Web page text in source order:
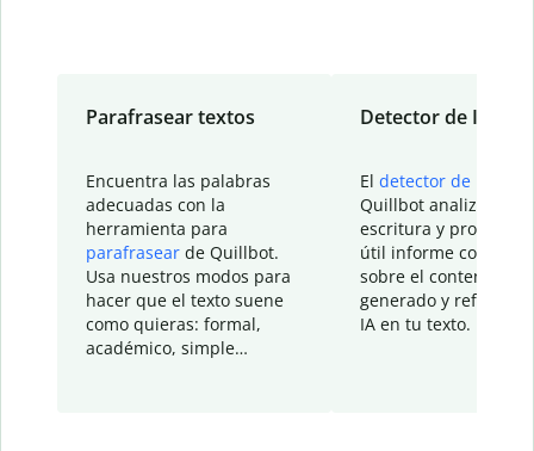
Parafrasear textos
Encuentra las palabras
adecuadas con la
herramienta para
parafrasear de Quillbot.
Usa nuestros modos para
hacer que el texto suene
como quieras: formal,
académico, simple…
Detector de IA
El detector de IA
Quillbot analiza tu
escritura y
útil informe con
sobre el contenido
generado y refinado
IA en tu texto.